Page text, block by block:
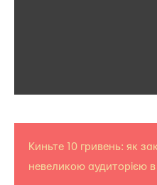
Киньте 10 гривень: як
невеликою аудиторією